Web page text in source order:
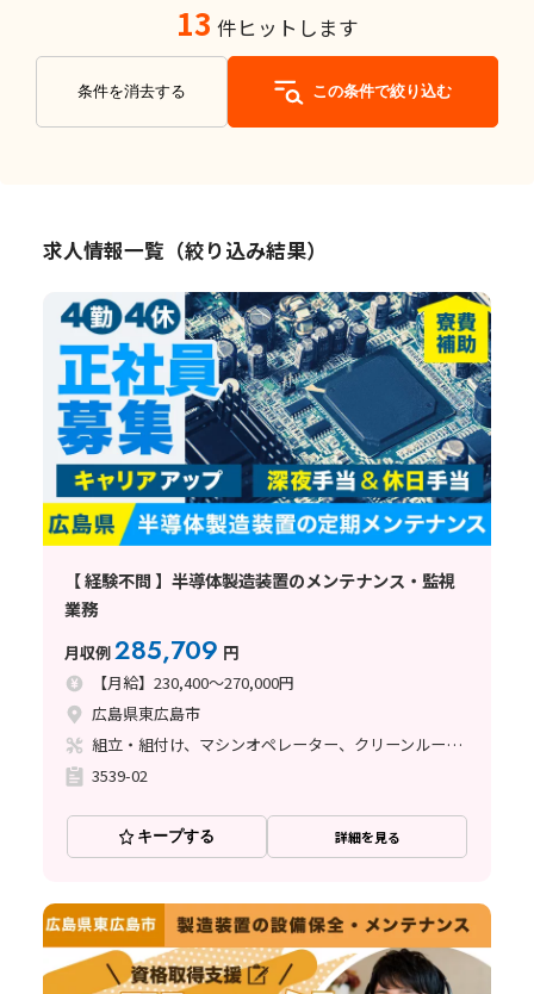
13 件ヒットします
条件を消去する この条件で絞り込む
求人情報一覧（絞り込み結果）
【 経験不問 】半導体製造装置のメンテナンス・監視
業務
月収例285,709 円
【月給】230,400～270,000円
広島県東広島市
組立・組付け、マシンオペレーター、クリーンルーム、清掃・洗浄、メンテナンス・保全
3539-02
キープする 詳細を見る